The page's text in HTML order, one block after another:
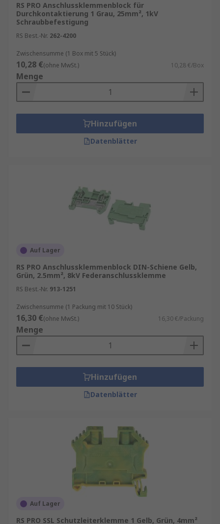
RS PRO Anschlussklemmenblock für
Durchkontaktierung 1 Grau, 25mm², 1kV
Schraubbefestigung
RS Best.-Nr. 262-4200
Zwischensumme (1 Box mit 5 Stück)
10,28 €(ohne MwSt.) 10,28 €/Box
Menge
Hinzufügen
Datenblätter
Auf Lager
RS PRO Anschlussklemmenblock DIN-Schiene Gelb,
Grün, 2.5mm², 8kV Federanschlussklemme
RS Best.-Nr. 913-1251
Zwischensumme (1 Packung mit 10 Stück)
16,30 €(ohne MwSt.) 16,30 €/Packung
Menge
Hinzufügen
Datenblätter
Auf Lager
RS PRO SSL Schutzleiterklemme 1 Gelb, Grün, 4mm²